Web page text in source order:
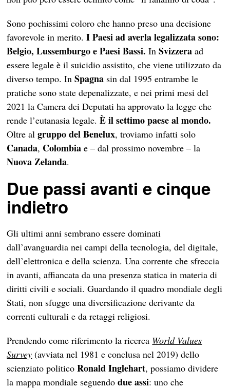
Sono pochissimi coloro che hanno preso una decisione
favorevole in merito.I Paesi ad averla legalizzata sono:
Belgio, Lussemburgo e Paesi Bassi. InSvizzera ad
essere legale è il suicidio assistito, che viene utilizzato da
diverso tempo. InSpagna sin dal 1995 entrambe le
pratiche sono state depenalizzate, e nei primi mesi del
2021 la Camera dei Deputati ha approvato la legge che
rende l’eutanasia legale.È il settimo paese al mondo.
Oltre algruppo del Benelux, troviamo infatti solo
Canada, Colombiae – dal prossimo novembre – la
Nuova Zelanda.
Due passi avanti e cinque
indietro
Gli ultimi anni sembrano essere dominati
dall’avanguardia nei campi della tecnologia, del digitale,
dell’elettronica e della scienza. Una corrente che sfreccia
in avanti, affiancata da una presenza statica in materia di
diritti civili e sociali. Guardando il quadro mondiale degli
Stati, non sfugge una diversificazione derivante da
correnti culturali e da retaggi religiosi.
Prendendo come riferimento la ricerca World Values
Survey (avviata nel 1981 e conclusa nel 2019) dello
scienziato politicoRonald Inglehart, possiamo dividere
la mappa mondiale seguendodue assi: uno che